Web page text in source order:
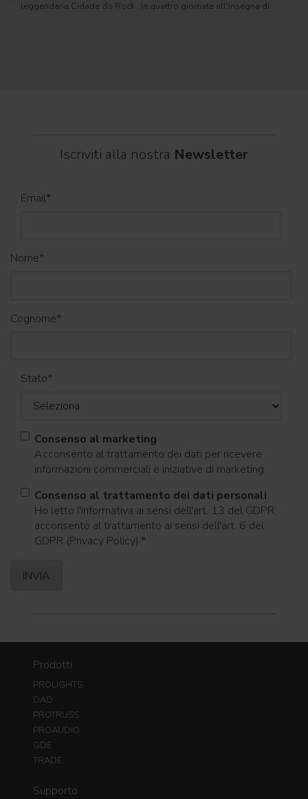
leggendaria Cidade do Rock . In quattro giornate all'insegna di
Iscriviti alla nostra Newsletter
Email*
Nome*
Cognome*
Stato*
Consenso al marketing
Acconsento al trattamento dei dati per ricevere
informazioni commerciali e iniziative di marketing.
Consenso al trattamento dei dati personali
Ho letto l'informativa ai sensi dell'art. 13 del GDPR;
acconsento al trattamento ai sensi dell'art. 6 del
GDPR (Privacy Policy).*
Prodotti
PROLIGHTS
DAD
PROTRUSS
PROAUDIO
GDE
TRADE
Supporto